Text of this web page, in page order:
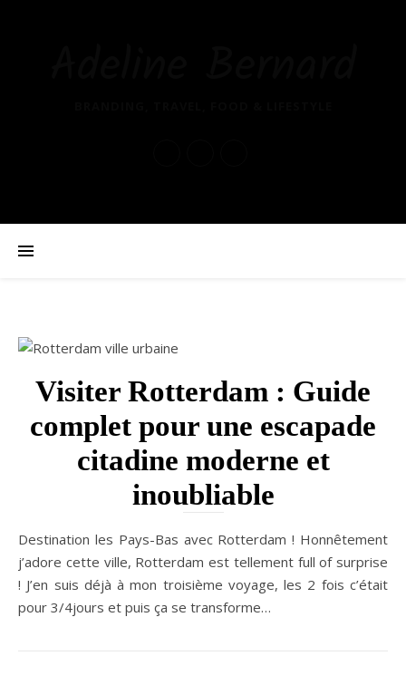
Visiter Rotterdam : Guide
complet pour une escapade
citadine moderne et
inoubliable
Destination les Pays-Bas avec Rotterdam ! Honnêtement
j’adore cette ville, Rotterdam est tellement full of surprise
! J’en suis déjà à mon troisième voyage, les 2 fois c’était
pour 3/4jours et puis ça se transforme…